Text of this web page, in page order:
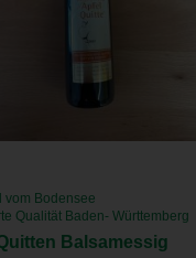
vom Bodensee
Qualität Baden- Württemberg
Balsamessig